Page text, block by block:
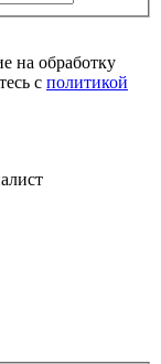
на обработку
с политикой